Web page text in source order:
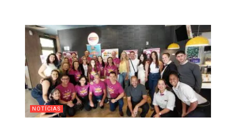
NOTÍCIAS